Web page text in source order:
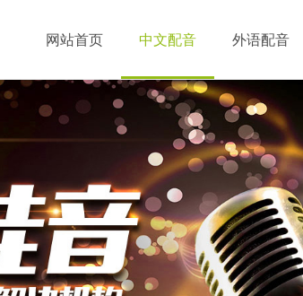
网站首页 中文配音 外语配音